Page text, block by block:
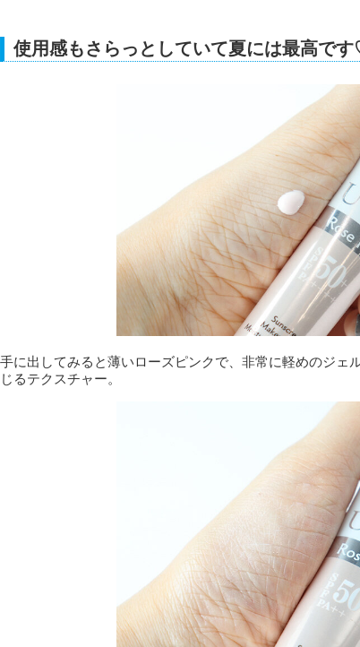
使用感もさらっとしていて夏には最高で
手に出してみると薄いローズピンクで、非常に軽めのジェ
じるテクスチャー。